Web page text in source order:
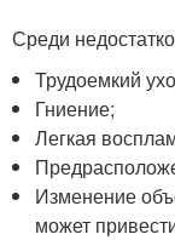
Среди
Трудоемкий
Гниение;
Легкая
Изменение
может